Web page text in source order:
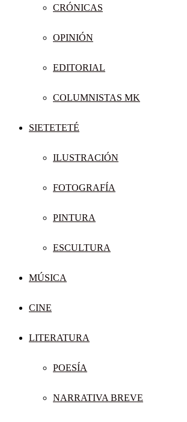
CRÓNICAS
OPINIÓN
EDITORIAL
COLUMNISTAS MK
SIETETETÉ
ILUSTRACIÓN
FOTOGRAFÍA
PINTURA
ESCULTURA
MÚSICA
CINE
LITERATURA
POESÍA
NARRATIVA BREVE